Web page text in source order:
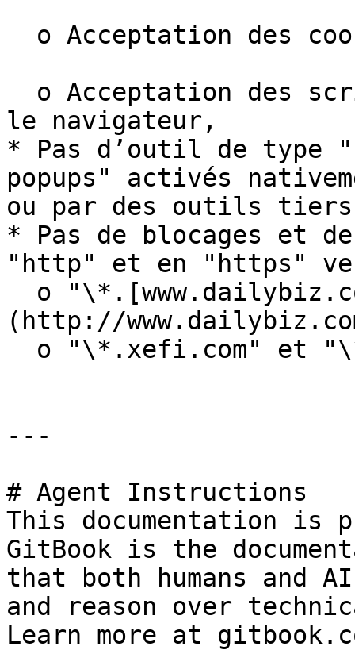
le navigateur,
* Pas d’outil de type
popups" activés
ou par des outils
* Pas de blocages et
"http" et en "https"
(http://
---
# Agent Instructions
This documentation is
GitBook is the
that both humans and
and reason over
Learn more at